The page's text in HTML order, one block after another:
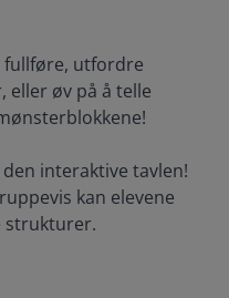
fullføre, utfordre
eller øv på å telle
interaktive tavlen!
kan elevene
strukturer.